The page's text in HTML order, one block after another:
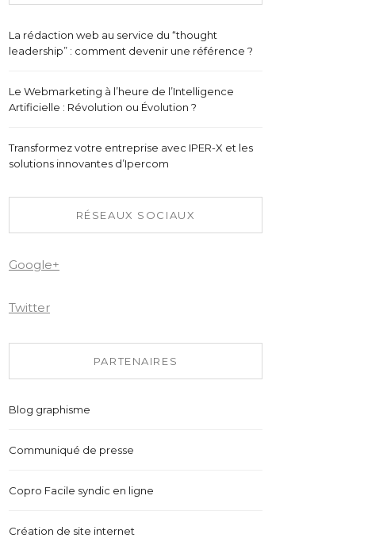
La rédaction web au service du “thought
leadership” : comment devenir une référence ?
Le Webmarketing à l’heure de l’Intelligence
Artificielle : Révolution ou Évolution ?
Transformez votre entreprise avec IPER-X et les
solutions innovantes d’Ipercom
RÉSEAUX SOCIAUX
Google+
Twitter
PARTENAIRES
Blog graphisme
Communiqué de presse
Copro Facile syndic en ligne
Création de site internet